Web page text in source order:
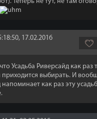
17.02.2016
Усадьба Риверсайд как раз
приходится выбирать. И
как раз эту